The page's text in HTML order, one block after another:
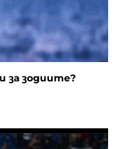
за зодиите?